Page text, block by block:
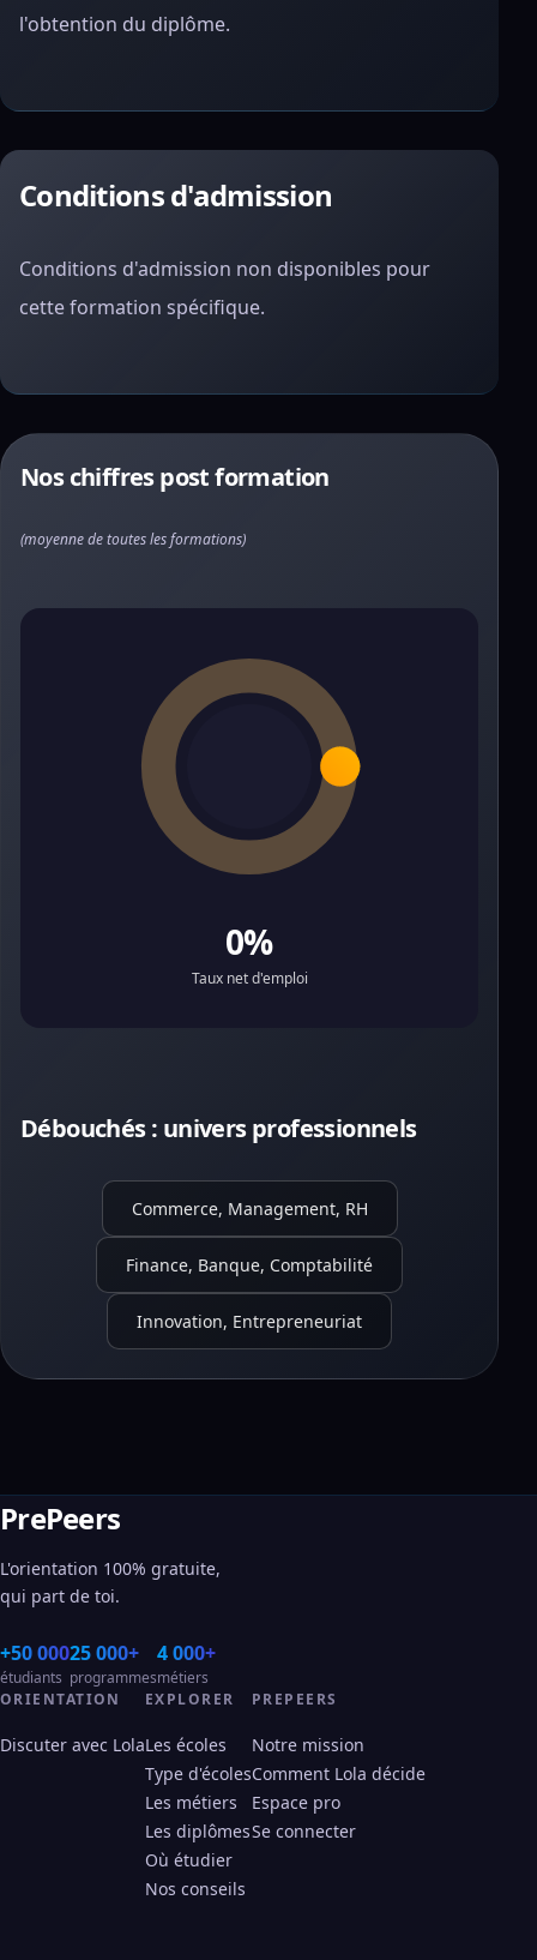
l'obtention du diplôme.
Conditions d'admission
Conditions d'admission non disponibles pour
cette formation spécifique.
Nos chiffres post formation
(moyenne de toutes les formations)
0%
Taux net d'emploi
Débouchés : univers professionnels
Commerce, Management, RH
Finance, Banque, Comptabilité
Innovation, Entrepreneuriat
PrePeers
L'orientation 100% gratuite,
qui part de toi.
+50 000
étudiants
25 000+
programmes
4 000+
métiers
ORIENTATION
Discuter avec Lola
EXPLORER
Les écoles
Type d'écoles
Les métiers
Les diplômes
Où étudier
Nos conseils
PREPEERS
Notre mission
Comment Lola décide
Espace pro
Se connecter